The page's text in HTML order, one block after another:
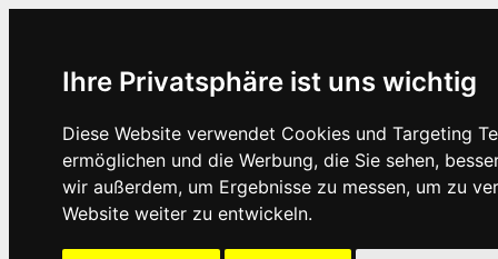
Ihre Privatsphäre ist uns wichtig
Diese Website verwendet Cookies und Targeting
ermöglichen und die Werbung, die Sie sehen,
wir außerdem, um Ergebnisse zu messen, um zu
Website weiter zu entwickeln.